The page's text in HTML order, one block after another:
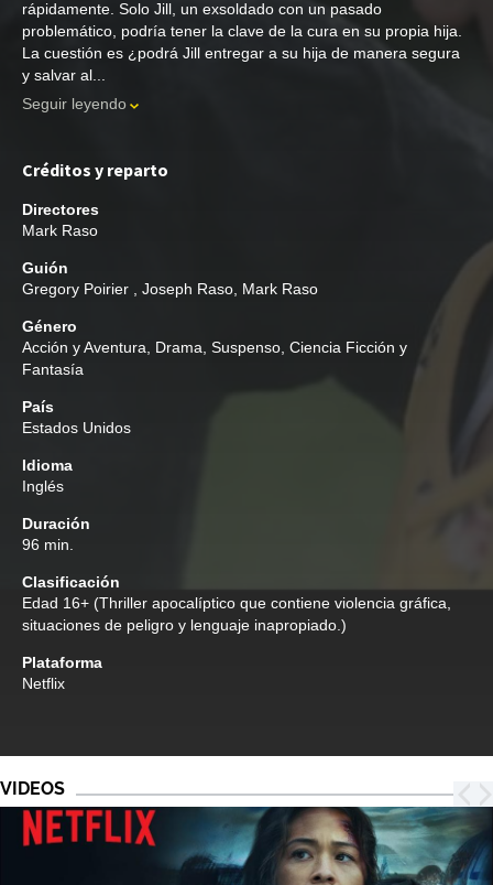
rápidamente. Solo Jill, un exsoldado con un pasado
problemático, podría tener la clave de la cura en su propia hija.
La cuestión es ¿podrá Jill entregar a su hija de manera segura
y salvar al...
Seguir leyendo
Créditos y reparto
Directores
Mark Raso
Guión
Gregory Poirier
Joseph Raso Mark Raso
Género
Acción y Aventura
Drama Suspenso Ciencia Ficción y
Fantasía
País
Estados Unidos
Idioma
Inglés
Duración
96 min.
Clasificación
Edad 16+ (Thriller apocalíptico que contiene violencia gráfica,
situaciones de peligro y lenguaje inapropiado.)
Plataforma
Netflix
VIDEOS